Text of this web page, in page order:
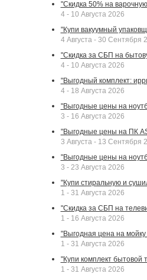
"Скидка 50% на
4 - 10 Августа 2026
"Купи вакуумный
4 Августа - 30 Сентября
"Скидка за СБП на
4 - 10 Августа 2026
"Выгодный комплект:
4 - 18 Августа 2026
"Выгодные цены на
3 - 16 Августа 2026
"Выгодные цены на ПК
3 Августа - 13 Сентября
"Выгодные цены на
3 - 23 Августа 2026
"Купи стиральную и
1 - 31 Августа 2026
"Скидка за СБП на
1 - 16 Августа 2026
"Выгодная цена на
1 - 31 Августа 2026
"Купи комплект бытовой
1 - 31 Августа 2026